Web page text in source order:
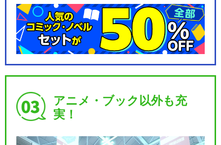
アニメ・ブック以外も充
実！